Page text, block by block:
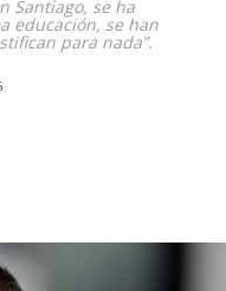
Santiago, se ha
educación, se han
para nada”.